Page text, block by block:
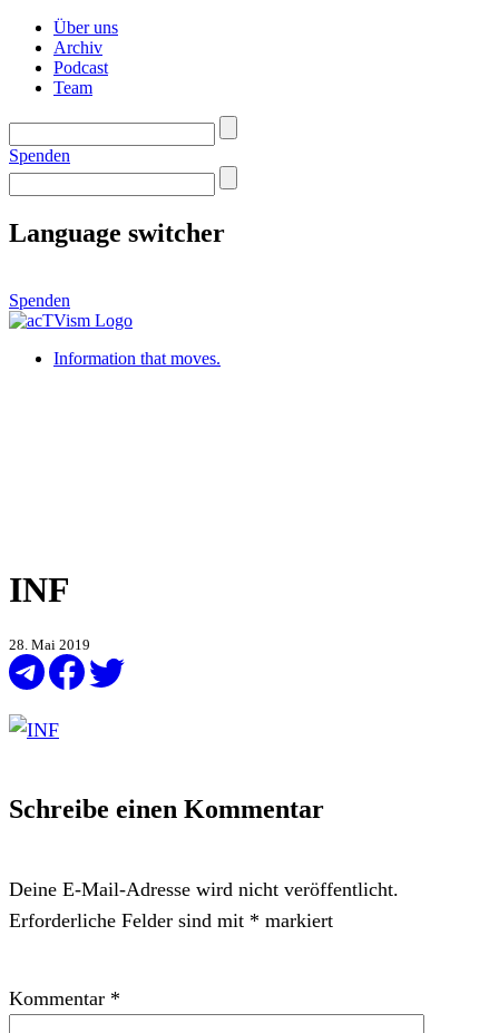
Über uns
Archiv
Podcast
Team
Spenden
Language switcher
Spenden
Information that moves.
INF
28. Mai 2019
Schreibe einen Kommentar
Deine E-Mail-Adresse wird nicht veröffentlicht.
Erforderliche Felder sind mit * markiert
Kommentar *